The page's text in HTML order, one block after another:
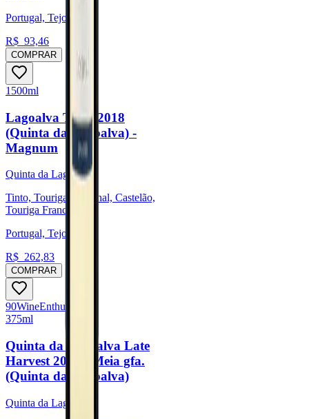
Portugal, Tejo
R$ 93,46
COMPRAR
1500ml
Lagoalva Tinto 2018
(Quinta da Lagoalva) -
Magnum
Quinta da Lagoalva
Tinto, Touriga Nacional, Castelão,
Touriga Franca
Portugal, Tejo
R$ 262,83
COMPRAR
90WineEnthusiast
375ml
Quinta da Lagoalva Late
Harvest 2014 - Meia gfa.
(Quinta da Lagoalva)
Quinta da Lagoalva